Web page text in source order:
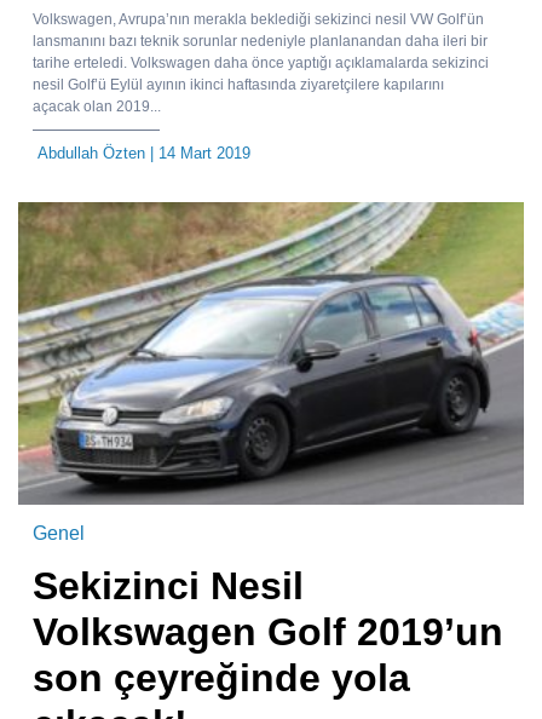
Volkswagen, Avrupa’nın merakla beklediği sekizinci nesil VW Golf’ün
lansmanını bazı teknik sorunlar nedeniyle planlanandan daha ileri bir
tarihe erteledi. Volkswagen daha önce yaptığı açıklamalarda sekizinci
nesil Golf’ü Eylül ayının ikinci haftasında ziyaretçilere kapılarını
açacak olan 2019...
Abdullah Özten | 14 Mart 2019
Genel
Sekizinci Nesil
Volkswagen Golf 2019’un
son çeyreğinde yola